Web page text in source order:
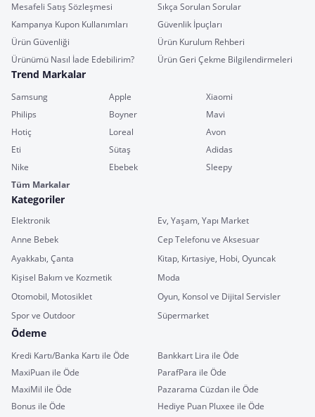
Mesafeli Satış Sözleşmesi
Sıkça Sorulan Sorular
Kampanya Kupon Kullanımları
Güvenlik İpuçları
Ürün Güvenliği
Ürün Kurulum Rehberi
Ürünümü Nasıl İade Edebilirim?
Ürün Geri Çekme Bilgilendirmeleri
Trend Markalar
Samsung Apple
Xiaomi
Philips
Boyner
Mavi
Hotiç
Loreal
Avon
Eti
Sütaş
Adidas
Nike
Ebebek
Sleepy
Tüm Markalar
Kategoriler
Elektronik
Ev, Yaşam, Yapı Market
Anne Bebek
Cep Telefonu ve Aksesuar
Ayakkabı, Çanta
Kitap, Kırtasiye, Hobi, Oyuncak
Kişisel Bakım ve Kozmetik
Moda
Otomobil, Motosiklet
Oyun, Konsol ve Dijital Servisler
Spor ve Outdoor
Süpermarket
Ödeme
Kredi Kartı/Banka Kartı ile Öde
Bankkart Lira ile Öde
MaxiPuan ile Öde
ParafPara ile Öde
MaxiMil ile Öde
Pazarama Cüzdan ile Öde
Bonus ile Öde
Hediye Puan Pluxee ile Öde